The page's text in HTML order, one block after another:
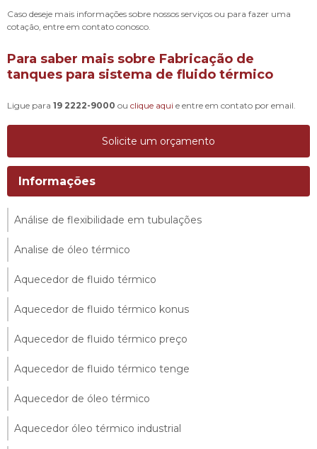
Caso deseje mais informações sobre nossos serviços ou para fazer uma
cotação, entre em contato conosco.
Para saber mais sobre Fabricação de
tanques para sistema de fluido térmico
Ligue para 19 2222-9000 ou clique aqui e entre em contato por email.
Solicite um orçamento
Informações
Análise de flexibilidade em tubulações
Analise de óleo térmico
Aquecedor de fluido térmico
Aquecedor de fluido térmico konus
Aquecedor de fluido térmico preço
Aquecedor de fluido térmico tenge
Aquecedor de óleo térmico
Aquecedor óleo térmico industrial